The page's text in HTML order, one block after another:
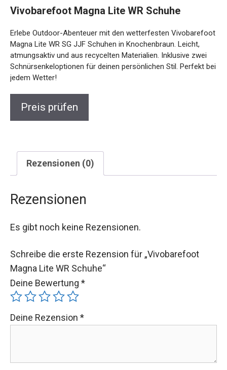
Vivobarefoot Magna Lite WR Schuhe
Erlebe Outdoor-Abenteuer mit den wetterfesten Vivobarefoot
Magna Lite WR SG JJF Schuhen in Knochenbraun. Leicht,
atmungsaktiv und aus recycelten Materialien. Inklusive zwei
Schnürsenkeloptionen für deinen persönlichen Stil. Perfekt bei
jedem Wetter!
Preis prüfen
Rezensionen (0)
Rezensionen
Es gibt noch keine Rezensionen.
Schreibe die erste Rezension für „Vivobarefoot
Magna Lite WR Schuhe“
Deine Bewertung *
Deine Rezension *